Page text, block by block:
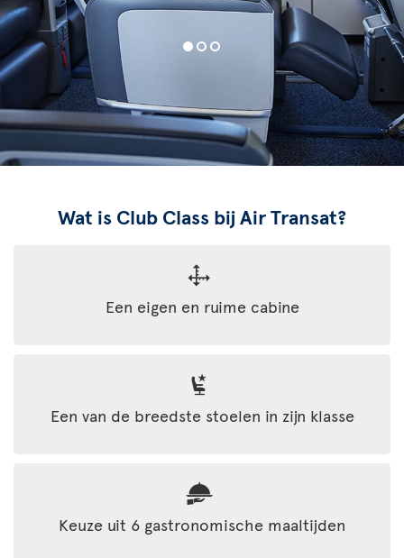
Wat is Club Class bij Air Transat?
Een eigen en ruime cabine
Een van de breedste stoelen in zijn klasse
Keuze uit 6 gastronomische maaltijden